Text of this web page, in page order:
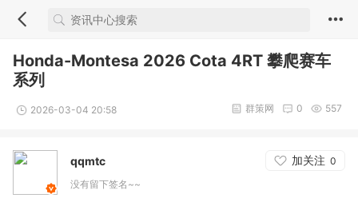
Honda-Montesa 2026 Cota 4RT 攀爬赛车
系列
2026-03-04 20:58 557
0
群策网
qqmtc 加关注 0
没有留下签名~~